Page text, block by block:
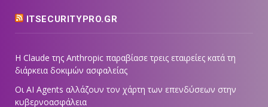
ITSECURITYPRO.GR
Η Claude της Anthropic παραβίασε τρεις εταιρείες κατά τη
διάρκεια δοκιμών ασφαλείας
Οι AI Agents αλλάζουν τον χάρτη των επενδύσεων στην
κυβερνοασφάλεια